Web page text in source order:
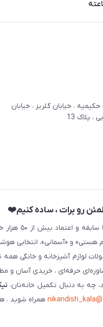
، خیابان گلریز ، خیابان
رو برات ، ساده کنیم❤️
با
هستی» و «آسمانی»، انتخابی
لوازم آشپزخانه و خانگی
حرفه‌ای ، خریدی آسان و
چه به دنبال تکمیل خانه‌تان،
@nikandish_kala همراه شوید .